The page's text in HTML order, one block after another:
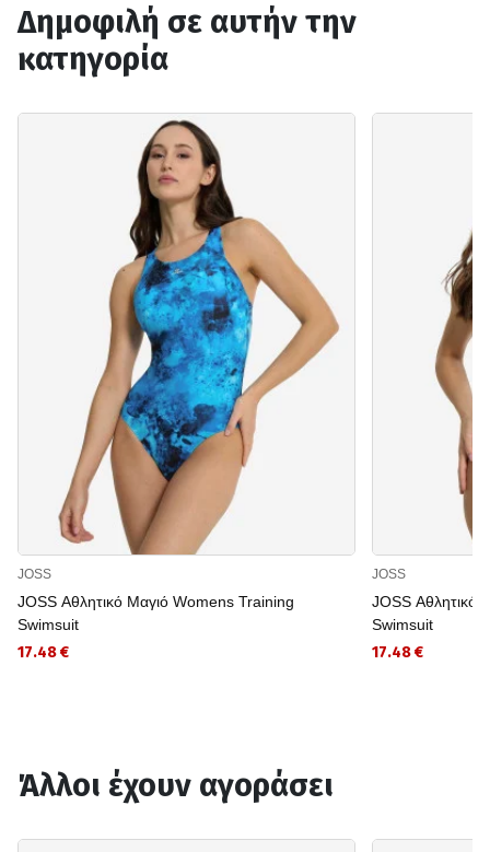
Δημοφιλή σε αυτήν την
κατηγορία
JOSS
JOSS Αθλητικό Μαγιό Womens Training
Swimsuit
17.48 €
JOSS
JOSS Αθλητικό
Swimsuit
17.48 €
Άλλοι έχουν αγοράσει